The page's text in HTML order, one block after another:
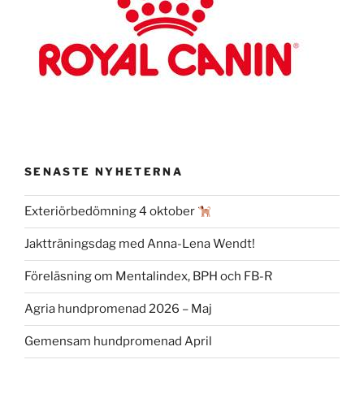
SENASTE NYHETERNA
Exteriörbedömning 4 oktober
Jaktträningsdag med Anna-Lena Wendt!
Föreläsning om Mentalindex, BPH och FB-R
Agria hundpromenad 2026 – Maj
Gemensam hundpromenad April